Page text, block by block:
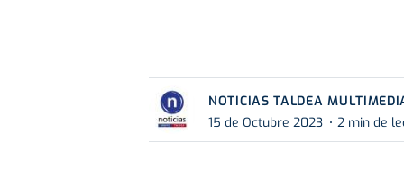
NOTICIAS TALDEA
15 de Octubre 2023
2 min de